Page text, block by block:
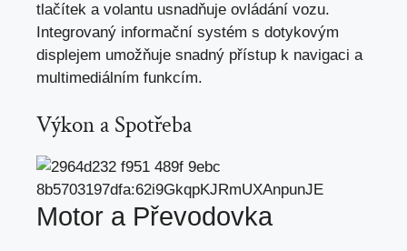
tlačítek a volantu usnadňuje ovládání vozu.
Integrovaný informační systém s dotykovým
displejem umožňuje snadný přístup k navigaci a
multimediálním funkcím.
Výkon a Spotřeba
Motor a Převodovka